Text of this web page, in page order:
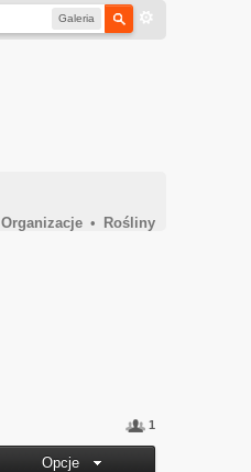
Galeria
Organizacje •
Rośliny
1
Opcje